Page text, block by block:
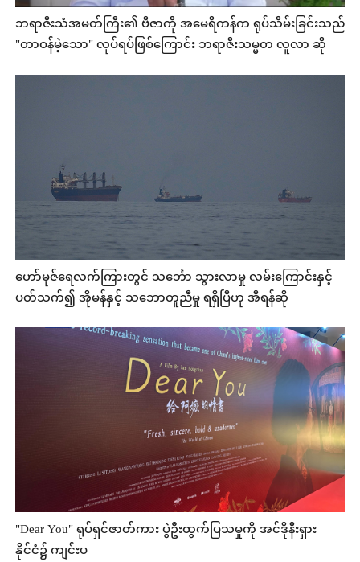
ဘရာဇီးသံအမတ်ကြီး၏ ဗီဇာကို အမေရိကန်က ရုပ်သိမ်းခြင်းသည်
"တာဝန်မဲ့သော" လုပ်ရပ်ဖြစ်ကြောင်း ဘရာဇီးသမ္မတ လူလာ ဆို
ဟော်မုဇ်ရေလက်ကြားတွင် သင်္ဘော သွားလာမှု လမ်းကြောင်းနှင့်
ပတ်သက်၍ အိုမန်နှင့် သဘောတူညီမှု ရရှိပြီဟု အီရန်ဆို
"Dear You" ရုပ်ရှင်ဇာတ်ကား ပွဲဦးထွက်ပြသမှုကို အင်ဒိုနီးရှား
နိုင်ငံ၌ ကျင်းပ